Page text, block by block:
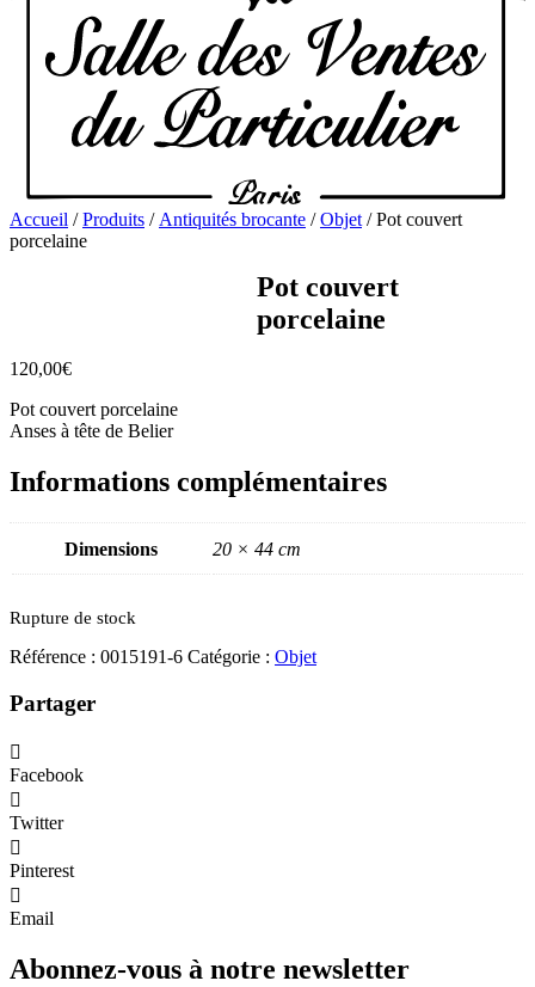
Accueil /Produits / Antiquités brocante /Objet / Pot couvert
porcelaine
Pot couvert
porcelaine
120,00€
Pot couvert porcelaine
Anses à tête de Belier
Informations complémentaires
Dimensions 20 × 44 cm
Rupture de stock
Référence : 0015191-6 Catégorie : Objet
Partager
Facebook
Twitter
Pinterest
Email
Abonnez-vous à notre newsletter